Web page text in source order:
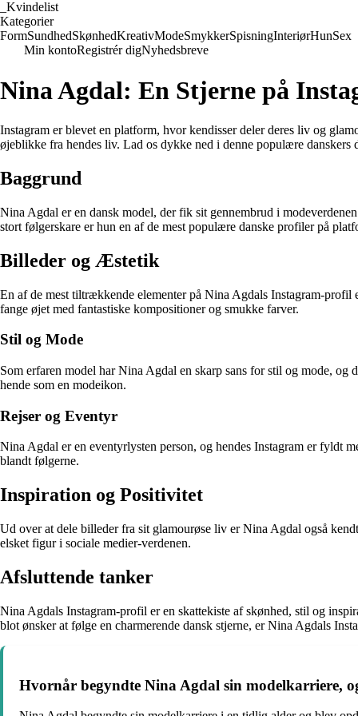
Kvindelist
Kategorier
FormSundhedSkønhedKreativModeSmykkerSpisningInteriørHunSex
Min kontoRegistrér digNyhedsbreve
Nina Agdal: En Stjerne på
Instagram er blevet en platform, hvor kendisser deler deres liv og
øjeblikke fra hendes liv. Lad os dykke ned i denne populære
Baggrund
Nina Agdal er en dansk model, der fik sit gennembrud i
stort følgerskare er hun en af de mest populære danske profiler på
Billeder og Æstetik
En af de mest tiltrækkende elementer på Nina Agdals Instagram-
fange øjet med fantastiske kompositioner og smukke farver.
Stil og Mode
Som erfaren model har Nina Agdal en skarp sans for stil og mode, og
hende som en modeikon.
Rejser og Eventyr
Nina Agdal er en eventyrlysten person, og hendes Instagram er fyldt
blandt følgerne.
Inspiration og Positivitet
Ud over at dele billeder fra sit glamourøse liv er Nina Agdal også
elsket figur i sociale medier-verdenen.
Afsluttende tanker
Nina Agdals Instagram-profil er en skattekiste af skønhed, stil og
blot ønsker at følge en charmerende dansk stjerne, er Nina Agdals
Hvornår begyndte Nina Agdal sin modelkarriere,